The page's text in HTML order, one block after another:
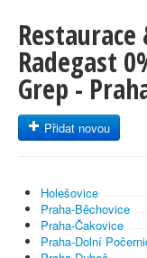
Radegast
Grep -
Přidat novou
Holešovice
Praha-Běchovice
Praha-Čakovice
Praha-Dolní